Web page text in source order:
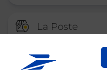
La Poste
Fermé